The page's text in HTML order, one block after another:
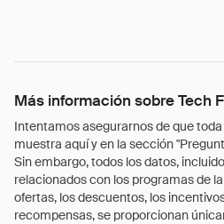
Más información sobre Tech
Intentamos asegurarnos de que
muestra aquí y en la sección
Sin embargo, todos los datos,
relacionados con los programas de
ofertas, los descuentos, los
recompensas, se proporcionan